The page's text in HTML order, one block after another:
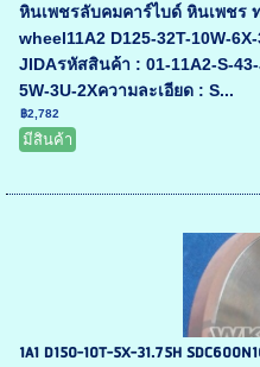
หินเพชรลับคมคาร์ไบด์ หินเพชร
wheel11A2 D125-32T-10W-
JIDAรหัสสินค้า : 01-11A2-S-
5W-3U-2Xความละเอียด : S...
฿2,782
มีสินค้า
1A1 D150-10T-5X-31.75H